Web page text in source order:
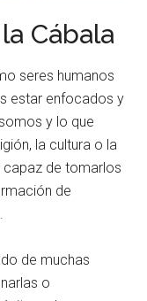
Cábala
seres humanos
estar enfocados y
y lo que
la cultura o la
capaz de tomarlos
de
de muchas
o